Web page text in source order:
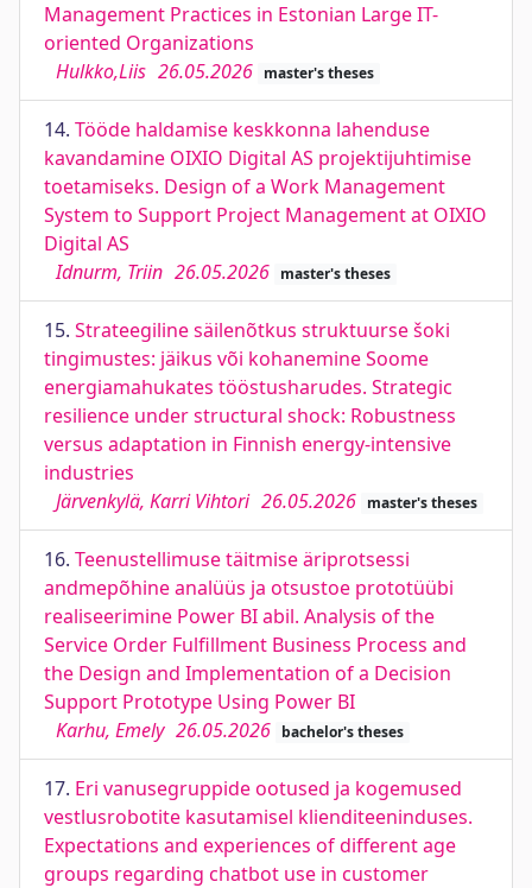
Management Practices in Estonian Large IT-
oriented Organizations
Hulkko,Liis 26.05.2026 master's theses
14. Tööde haldamise keskkonna lahenduse
kavandamine OIXIO Digital AS projektijuhtimise
toetamiseks. Design of a Work Management
System to Support Project Management at OIXIO
Digital AS
Idnurm, Triin 26.05.2026 master's theses
15. Strateegiline säilenõtkus struktuurse šoki
tingimustes: jäikus või kohanemine Soome
energiamahukates tööstusharudes. Strategic
resilience under structural shock: Robustness
versus adaptation in Finnish energy-intensive
industries
Järvenkylä, Karri Vihtori 26.05.2026 master's theses
16. Teenustellimuse täitmise äriprotsessi
andmepõhine analüüs ja otsustoe prototüübi
realiseerimine Power BI abil. Analysis of the
Service Order Fulfillment Business Process and
the Design and Implementation of a Decision
Support Prototype Using Power BI
Karhu, Emely 26.05.2026 bachelor's theses
17. Eri vanusegruppide ootused ja kogemused
vestlusrobotite kasutamisel klienditeeninduses.
Expectations and experiences of different age
groups regarding chatbot use in customer